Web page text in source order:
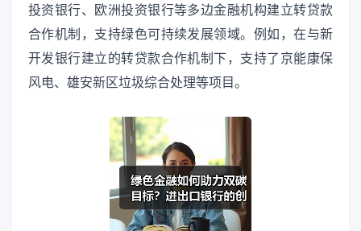
投资银行、欧洲投资银行等多边金融机构建立转贷款
合作机制，支持绿色可持续发展领域。例如，在与新
开发银行建立的转贷款合作机制下，支持了京能康保
风电、雄安新区垃圾综合处理等项目。